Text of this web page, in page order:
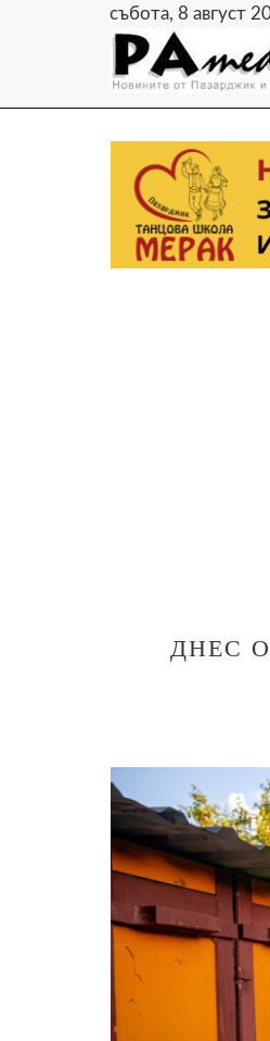
събота, 8 август
ДНЕС